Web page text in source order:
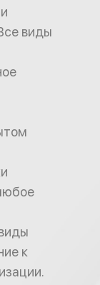
виды
к